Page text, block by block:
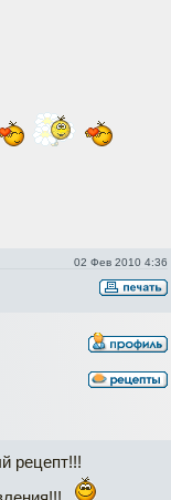
02 Фев 2010 4:36
рецепт!!!